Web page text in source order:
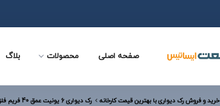
صفحه اصلی محصولات بلاگ
خرید و فروش رک دیواری با بهترین قیمت کارخانه رک دیواری 6 یونیت عمق 40 فریم فلزی با درب جانبی همراه با سینی و پاور